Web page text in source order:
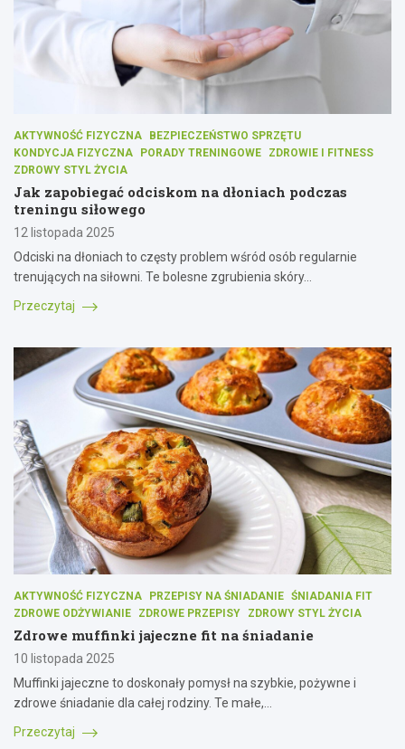
AKTYWNOŚĆ FIZYCZNA
BEZPIECZEŃSTWO SPRZĘTU
KONDYCJA FIZYCZNA
PORADY TRENINGOWE
ZDROWIE I FITNESS
ZDROWY STYL ŻYCIA
Jak zapobiegać odciskom na dłoniach podczas
treningu siłowego
12 listopada 2025
Odciski na dłoniach to częsty problem wśród osób regularnie
trenujących na siłowni. Te bolesne zgrubienia skóry…
Przeczytaj
AKTYWNOŚĆ FIZYCZNA PRZEPISY NA ŚNIADANIE ŚNIADANIA FIT
ZDROWE ODŻYWIANIE
ZDROWE PRZEPISY ZDROWY STYL ŻYCIA
Zdrowe muffinki jajeczne fit na śniadanie
10 listopada 2025
Muffinki jajeczne to doskonały pomysł na szybkie, pożywne i
zdrowe śniadanie dla całej rodziny. Te małe,…
Przeczytaj